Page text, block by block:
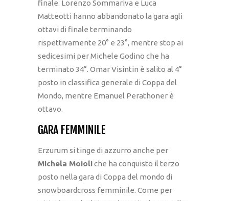
finale. Lorenzo Sommariva e Luca
Matteotti hanno abbandonato la gara agli
ottavi di finale terminando
rispettivamente 20° e 23°, mentre stop ai
sedicesimi per Michele Godino che ha
terminato 34°. Omar Visintin è salito al 4°
posto in classifica generale di Coppa del
Mondo, mentre Emanuel Perathoner è
ottavo.
GARA FEMMINILE
Erzurum si tinge di azzurro anche per
Michela Moioliche ha conquisto il terzo
posto nella gara di Coppa del mondo di
snowboardcross femminile. Come per